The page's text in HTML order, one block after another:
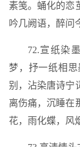
素笺。蛹化的恋
吟几阙语，醉问
72.宣纸染
梦，抒一纸相
别，沾染唐诗宁
离伤痛，沉睡在
花，雨化蝶，风